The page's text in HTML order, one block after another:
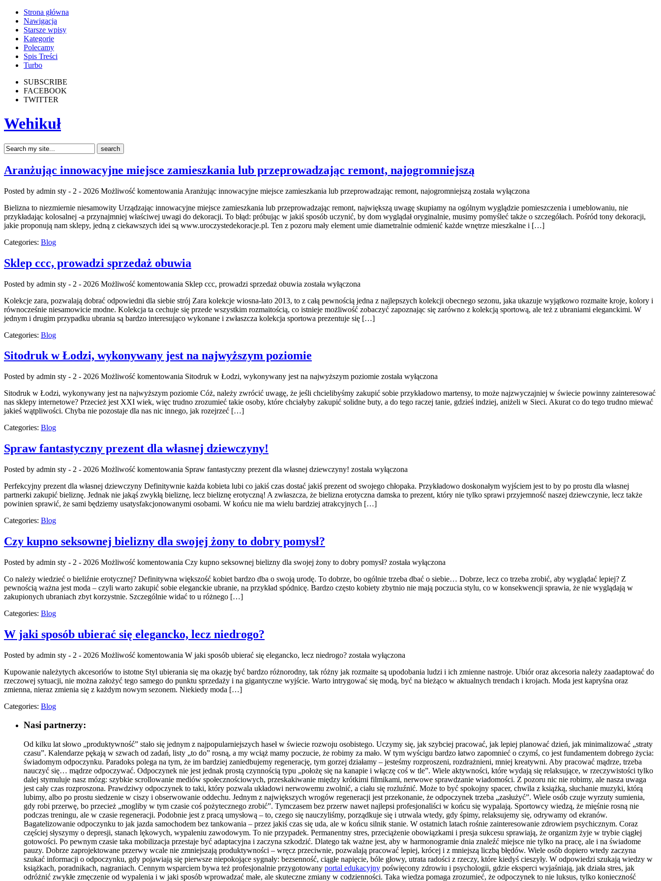
Strona główna
Nawigacja
Starsze wpisy
Kategorie
Polecamy
Spis Treści
Turbo
SUBSCRIBE
FACEBOOK
TWITTER
Wehikuł
Aranżując innowacyjne miejsce zamieszkania lub przeprowadzając remont, najogromniejszą
Posted by admin sty - 2 - 2026 Możliwość komentowania Aranżując innowacyjne miejsce zamieszkania lub przeprowadzając remont, najogromniejszą została wyłączona
Bielizna to niezmiernie niesamowity Urządzając innowacyjne miejsce zamieszkania lub przeprowadzając remont, największą uwagę skupiamy na ogólnym wyglądzie pomieszczenia i umeblowaniu, nie
przykładając kolosalnej -a przynajmniej właściwej uwagi do dekoracji. To błąd: próbując w jakiś sposób uczynić, by dom wyglądał oryginalnie, musimy pomyśleć także o szczegółach. Pośród tony dekoracji,
jakie proponują nam sklepy, jedną z ciekawszych idei są www.uroczystedekoracje.pl. Ten z pozoru mały element umie diametralnie odmienić każde wnętrze mieszkalne i […]
Categories: Blog
Sklep ccc, prowadzi sprzedaż obuwia
Posted by admin sty - 2 - 2026 Możliwość komentowania Sklep ccc, prowadzi sprzedaż obuwia została wyłączona
Kolekcje zara, pozwalają dobrać odpowiedni dla siebie strój Zara kolekcje wiosna-lato 2013, to z całą pewnością jedna z najlepszych kolekcji obecnego sezonu, jaka ukazuje wyjątkowo rozmaite kroje, kolory i
równocześnie niesamowicie modne. Kolekcja ta cechuje się przede wszystkim rozmaitością, co istnieje możliwość zobaczyć zapoznając się zarówno z kolekcją sportową, ale też z ubraniami eleganckimi. W
jednym i drugim przypadku ubrania są bardzo interesująco wykonane i zwłaszcza kolekcja sportowa prezentuje się […]
Categories: Blog
Sitodruk w Łodzi, wykonywany jest na najwyższym poziomie
Posted by admin sty - 2 - 2026 Możliwość komentowania Sitodruk w Łodzi, wykonywany jest na najwyższym poziomie została wyłączona
Sitodruk w Łodzi, wykonywany jest na najwyższym poziomie Cóż, należy zwrócić uwagę, że jeśli chcielibyśmy zakupić sobie przykładowo martensy, to może najzwyczajniej w świecie powinny zainteresować
nas sklepy internetowe? Przecież jest XXI wiek, więc trudno zrozumieć takie osoby, które chciałyby zakupić solidne buty, a do tego raczej tanie, gdzieś indziej, aniżeli w Sieci. Akurat co do tego trudno miewać
jakieś wątpliwości. Chyba nie pozostaje dla nas nic innego, jak rozejrzeć […]
Categories: Blog
Spraw fantastyczny prezent dla własnej dziewczyny!
Posted by admin sty - 2 - 2026 Możliwość komentowania Spraw fantastyczny prezent dla własnej dziewczyny! została wyłączona
Perfekcyjny prezent dla własnej dziewczyny Definitywnie każda kobieta lubi co jakiś czas dostać jakiś prezent od swojego chłopaka. Przykładowo doskonałym wyjściem jest to by po prostu dla własnej
partnerki zakupić bieliznę. Jednak nie jakąś zwykłą bieliznę, lecz bieliznę erotyczną! A zwłaszcza, że bielizna erotyczna damska to prezent, który nie tylko sprawi przyjemność naszej dziewczynie, lecz także
powinien sprawić, że sami będziemy usatysfakcjonowanymi osobami. W końcu nie ma wielu bardziej atrakcyjnych […]
Categories: Blog
Czy kupno seksownej bielizny dla swojej żony to dobry pomysł?
Posted by admin sty - 2 - 2026 Możliwość komentowania Czy kupno seksownej bielizny dla swojej żony to dobry pomysł? została wyłączona
Co należy wiedzieć o bieliźnie erotycznej? Definitywna większość kobiet bardzo dba o swoją urodę. To dobrze, bo ogólnie trzeba dbać o siebie… Dobrze, lecz co trzeba zrobić, aby wyglądać lepiej? Z
pewnością ważna jest moda – czyli warto zakupić sobie eleganckie ubranie, na przykład spódnicę. Bardzo często kobiety zbytnio nie mają poczucia stylu, co w konsekwencji sprawia, że nie wyglądają w
zakupionych ubraniach zbyt korzystnie. Szczególnie widać to u różnego […]
Categories: Blog
W jaki sposób ubierać się elegancko, lecz niedrogo?
Posted by admin sty - 2 - 2026 Możliwość komentowania W jaki sposób ubierać się elegancko, lecz niedrogo? została wyłączona
Kupowanie należytych akcesoriów to istotne Styl ubierania się ma okazję być bardzo różnorodny, tak różny jak rozmaite są upodobania ludzi i ich zmienne nastroje. Ubiór oraz akcesoria należy zaadaptować do
rzeczowej sytuacji, nie można założyć tego samego do punktu sprzedaży i na gigantyczne wyjście. Warto intrygować się modą, być na bieżąco w aktualnych trendach i krojach. Moda jest kapryśna oraz
zmienna, nieraz zmienia się z każdym nowym sezonem. Niekiedy moda […]
Categories: Blog
Nasi partnerzy:
Od kilku lat słowo „produktywność” stało się jednym z najpopularniejszych haseł w świecie rozwoju osobistego. Uczymy się, jak szybciej pracować, jak lepiej planować dzień, jak minimalizować „straty
czasu”. Kalendarze pękają w szwach od zadań, listy „to do” rosną, a my wciąż mamy poczucie, że robimy za mało. W tym wyścigu bardzo łatwo zapomnieć o czymś, co jest fundamentem dobrego życia:
świadomym odpoczynku. Paradoks polega na tym, że im bardziej zaniedbujemy regenerację, tym gorzej działamy – jesteśmy rozproszeni, rozdrażnieni, mniej kreatywni. Aby pracować mądrze, trzeba
nauczyć się… mądrze odpoczywać. Odpoczynek nie jest jednak prostą czynnością typu „położę się na kanapie i włączę coś w tle”. Wiele aktywności, które wydają się relaksujące, w rzeczywistości tylko
dalej stymuluje nasz mózg: szybkie scrollowanie mediów społecznościowych, przeskakiwanie między krótkimi filmikami, nerwowe sprawdzanie wiadomości. Z pozoru nic nie robimy, ale nasza uwaga
jest cały czas rozproszona. Prawdziwy odpoczynek to taki, który pozwala układowi nerwowemu zwolnić, a ciału się rozluźnić. Może to być spokojny spacer, chwila z książką, słuchanie muzyki, którą
lubimy, albo po prostu siedzenie w ciszy i obserwowanie oddechu. Jednym z największych wrogów regeneracji jest przekonanie, że odpoczynek trzeba „zasłużyć”. Wiele osób czuje wyrzuty sumienia,
gdy robi przerwę, bo przecież „mogliby w tym czasie coś pożytecznego zrobić”. Tymczasem bez przerw nawet najlepsi profesjonaliści w końcu się wypalają. Sportowcy wiedzą, że mięśnie rosną nie
podczas treningu, ale w czasie regeneracji. Podobnie jest z pracą umysłową – to, czego się nauczyliśmy, porządkuje się i utrwala wtedy, gdy śpimy, relaksujemy się, odrywamy od ekranów.
Bagatelizowanie odpoczynku to jak jazda samochodem bez tankowania – przez jakiś czas się uda, ale w końcu silnik stanie. W ostatnich latach rośnie zainteresowanie zdrowiem psychicznym. Coraz
częściej słyszymy o depresji, stanach lękowych, wypaleniu zawodowym. To nie przypadek. Permanentny stres, przeciążenie obowiązkami i presja sukcesu sprawiają, że organizm żyje w trybie ciągłej
gotowości. Po pewnym czasie taka mobilizacja przestaje być adaptacyjna i zaczyna szkodzić. Dlatego tak ważne jest, aby w harmonogramie dnia znaleźć miejsce nie tylko na pracę, ale i na świadome
pauzy. Dobrze zaprojektowane przerwy wcale nie zmniejszają produktywności – wręcz przeciwnie, pozwalają pracować lepiej, krócej i z mniejszą liczbą błędów. Wiele osób dopiero wtedy zaczyna
szukać informacji o odpoczynku, gdy pojawiają się pierwsze niepokojące sygnały: bezsenność, ciągłe napięcie, bóle głowy, utrata radości z rzeczy, które kiedyś cieszyły. W odpowiedzi szukają wiedzy w
książkach, poradnikach, nagraniach. Cennym wsparciem bywa też profesjonalnie przygotowany portal edukacyjny poświęcony zdrowiu i psychologii, gdzie eksperci wyjaśniają, jak działa stres, jak
odróżnić zwykłe zmęczenie od wypalenia i w jaki sposób wprowadzać małe, ale skuteczne zmiany w codzienności. Taka wiedza pomaga zrozumieć, że odpoczynek to nie luksus, tylko konieczność